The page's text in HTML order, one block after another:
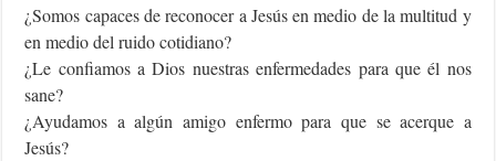
¿Somos capaces de reconocer a Jesús en medio de la multitud y
en medio del ruido cotidiano?
¿Le confiamos a Dios nuestras enfermedades para que él nos
sane?
¿Ayudamos a algún amigo enfermo para que se acerque a
Jesús?